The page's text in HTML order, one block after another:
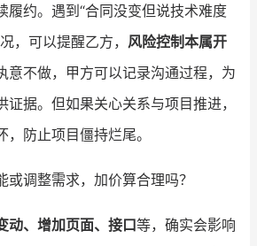
履约。遇到“合同没变但说技术难度
，可以提醒乙方， 风险控制本属开
意不做，甲方可以记录沟通过程，为
证据。但如果关心关系与项目推进，
防止项目僵持烂尾。
或调整需求，加价算合理吗？
动、增加页面、接口等，确实会影响